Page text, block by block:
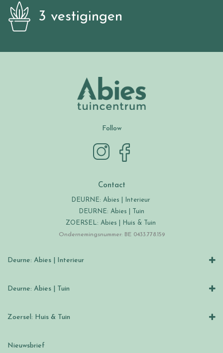
3 vestigingen
Follow
Contact
DEURNE: Abies | Interieur
DEURNE: Abies | Tuin
ZOERSEL: Abies | Huis & Tuin
Ondernemingsnummer: BE 0433.778.159
Deurne: Abies | Interieur
Deurne: Abies | Tuin
Zoersel: Huis & Tuin
Nieuwsbrief